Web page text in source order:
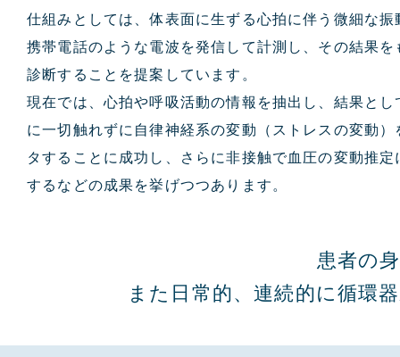
仕組みとしては、体表面に生ずる心拍に伴う微細な振
携帯電話のような電波を発信して計測し、その結果を
診断することを提案しています。
現在では、心拍や呼吸活動の情報を抽出し、結果とし
に一切触れずに自律神経系の変動（ストレスの変動）
タすることに成功し、さらに非接触で血圧の変動推定
するなどの成果を挙げつつあります。
患者の
また日常的、連続的に循環